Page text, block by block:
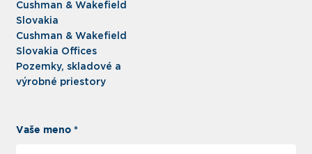
Cushman & Wakefield
Slovakia
Cushman & Wakefield
Slovakia Offices
Pozemky, skladové a
výrobné priestory
Vaše meno *